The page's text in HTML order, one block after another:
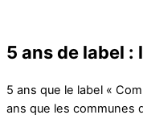
5 ans de label :
5 ans que le label «
ans que les communes